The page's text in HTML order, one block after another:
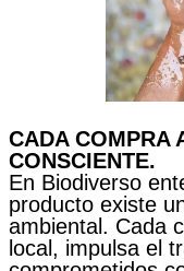
CADA COMPRA
CONSCIENTE.
En Biodiverso
producto existe
ambiental. Cada
local, impulsa el